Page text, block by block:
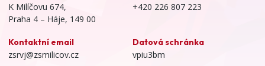
K Milíčovu 674,
Praha 4 – Háje, 149 00
+420 226 807 223
Kontaktní email
zsrvj@zsmilicov.cz
Datová schránka
vpiu3bm